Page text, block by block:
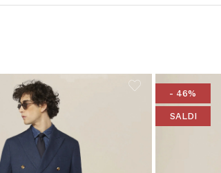
- 46%
SALDI